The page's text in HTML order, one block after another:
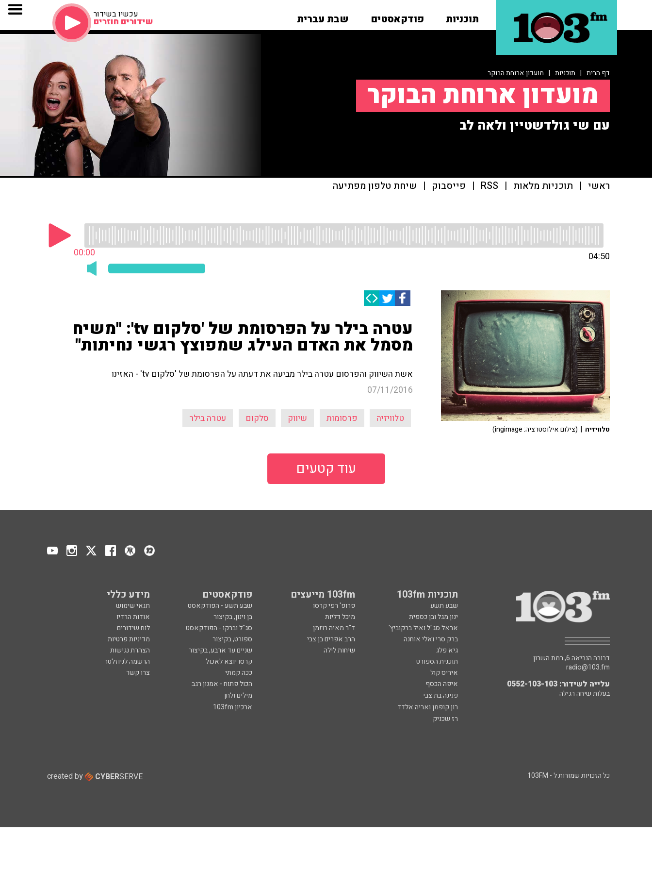
תוכניות פודקאסטים שבת עברית עכשיו בשידור
שידורים חוזרים
דף הבית | תוכניות | מועדון ארוחת הבוקר
מועדון ארוחת הבוקר
עם שי גולדשטיין ולאה לב
ראשי | תוכניות מלאות |
RSS
| פייסבוק | שיחת טלפון מפתיעה
00:00 04:50
עטרה בילר על הפרסומת של 'סלקום tv': "משיח
מסמל את האדם העילג שמפוצץ רגשי נחיתות"
אשת השיווק והפרסום עטרה בילר מביעה את דעתה על הפרסומת של 'סלקום tv' - האזינו
07/11/2016
טלוויזיה פרסומות שיווק סלקום עטרה בילר
טלוויזיה | (צילום אילוסטרציה: ingimage)
עוד קטעים
תוכניות 103fm 103fm מייעצים פודקאסטים מידע כללי
שבע תשע פרופ' רפי קרסו שבע תשע - הפודקאסט
תנאי שימוש
ינון מגל ובן כספית
מיכל דליות בן וינון, בקיצור
אודות הרדיו
אראל סג"ל ואיל ברקוביץ'
ד"ר מאיה רוזמן סג"ל וברקו - הפודקאסט
לוח שידורים
ברק סרי ואלי אוחנה
הרב אפרים בן צבי ספורט, בקיצור
מדיניות פרטיות
גיא פלג
שיחות לילה שניים עד ארבע, בקיצור
הצהרת נגישות
תוכנית הספורט
קרסו יוצא לאכול
הרשמה לניוזלטר
איריס קול
ככה קמתי
צרו קשר
איפה הכסף
הכול פתוח - אמנון רגב
פנינה בת צבי
מילים ולחן
רון קופמן ואריה אלדד
ארכיון 103fm
רז שכניק
דבורה הנביאה 6, רמת השרון
radio@103.fm
עלייה לשידור: 0552-103-103
בעלות שיחה רגילה
כל הזכויות שמורות ל - 103FM created by CYBERSERVE